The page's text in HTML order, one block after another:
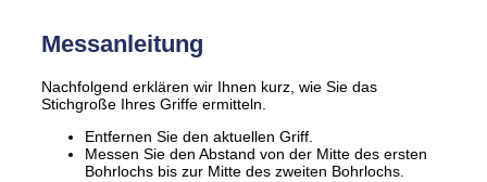
Messanleitung
Nachfolgend erklären wir Ihnen kurz, wie Sie das
Stichgroße Ihres Griffe ermitteln.
Entfernen Sie den aktuellen Griff.
Messen Sie den Abstand von der Mitte des ersten
Bohrlochs bis zur Mitte des zweiten Bohrlochs.